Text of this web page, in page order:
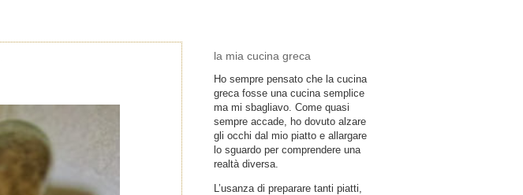
la mia cucina greca
Ho sempre pensato che la cucina
greca fosse una cucina semplice
ma mi sbagliavo. Come quasi
sempre accade, ho dovuto alzare
gli occhi dal mio piatto e allargare
lo sguardo per comprendere una
realtà diversa.
L’usanza di preparare tanti piatti,